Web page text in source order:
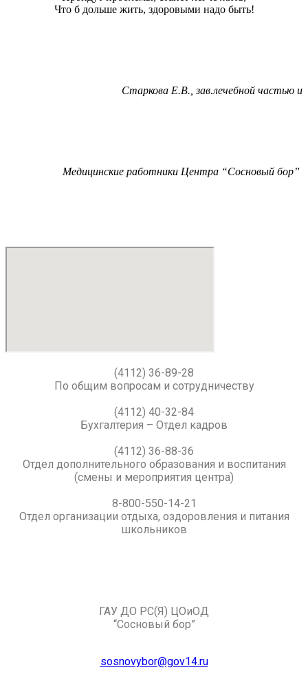
Что б дольше жить, здоровыми надо быть!
Старкова Е.В., зав.лечебной частью и
Медицинские работники Центра “Сосновый бор”
(4112) 36-89-28
По общим вопросам и сотрудничеству
(4112) 40-32-84
Бухгалтерия – Отдел кадров
(4112) 36-88-36
Отдел дополнительного образования и воспитания
(смены и мероприятия центра)
8-800-550-14-21
Отдел организации отдыха, оздоровления и питания
школьников
ГАУ ДО РС(Я) ЦОиОД
“Сосновый бор”
sosnovybor@gov14.ru